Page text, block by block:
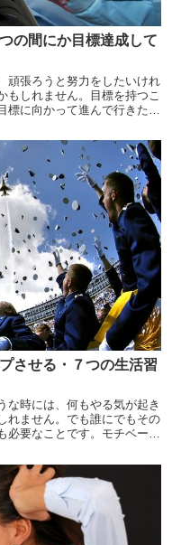
の間にか目標達成して
頑張ろうと努力をしたいけれ
もしれません。目標を持つこ
に向かって進んで行きたい
のだろうかと悩むこともある
させる・７つの生活習
な時には、何もやる気が起き
れません。でも誰にでもその
必要なことです。モチベーシ
情の起伏というものがあって